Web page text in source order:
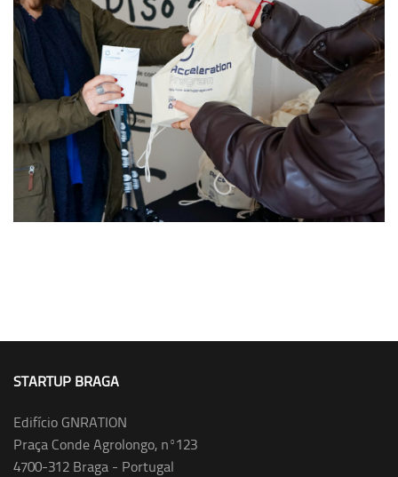
STARTUP BRAGA
Edifício GNRATION
Praça Conde Agrolongo, nº123
4700-312 Braga - Portugal